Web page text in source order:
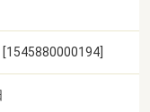
[1545880000194]